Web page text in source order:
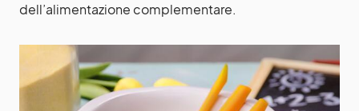
dell’alimentazione complementare.